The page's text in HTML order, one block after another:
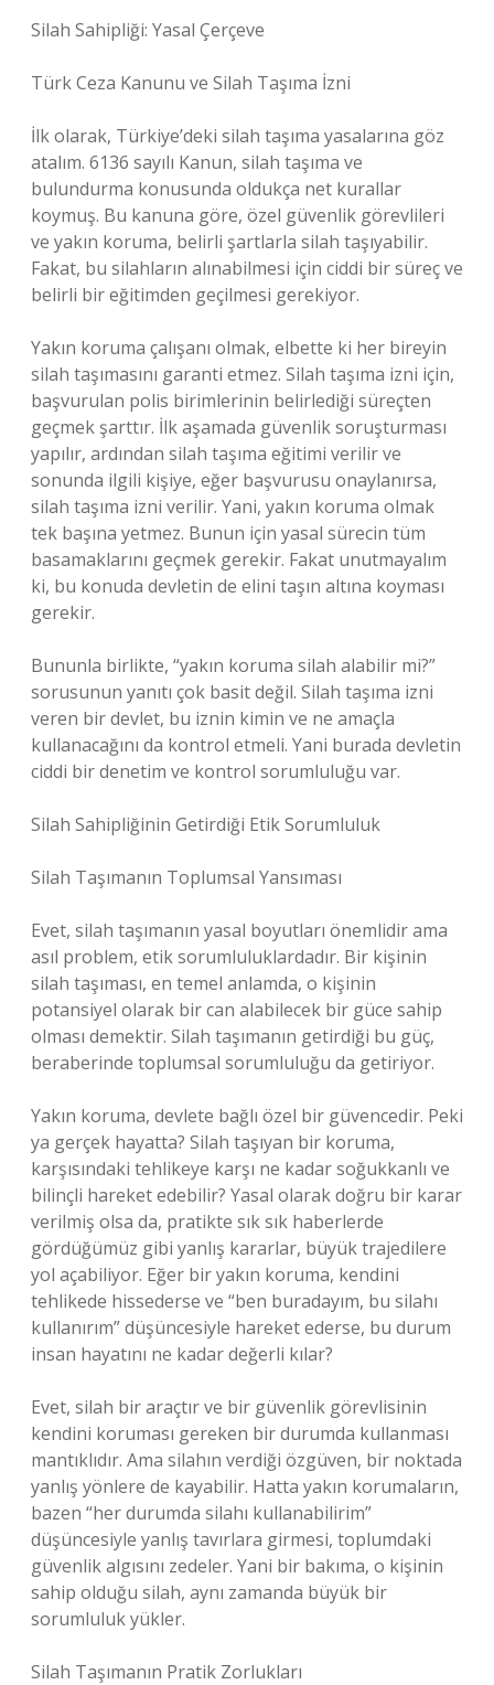
Silah Sahipliği: Yasal Çerçeve
Türk Ceza Kanunu ve Silah Taşıma İzni
İlk olarak, Türkiye’deki silah taşıma yasalarına göz
atalım. 6136 sayılı Kanun, silah taşıma ve
bulundurma konusunda oldukça net kurallar
koymuş. Bu kanuna göre, özel güvenlik görevlileri
ve yakın koruma, belirli şartlarla silah taşıyabilir.
Fakat, bu silahların alınabilmesi için ciddi bir süreç ve
belirli bir eğitimden geçilmesi gerekiyor.
Yakın koruma çalışanı olmak, elbette ki her bireyin
silah taşımasını garanti etmez. Silah taşıma izni için,
başvurulan polis birimlerinin belirlediği süreçten
geçmek şarttır. İlk aşamada güvenlik soruşturması
yapılır, ardından silah taşıma eğitimi verilir ve
sonunda ilgili kişiye, eğer başvurusu onaylanırsa,
silah taşıma izni verilir. Yani, yakın koruma olmak
tek başına yetmez. Bunun için yasal sürecin tüm
basamaklarını geçmek gerekir. Fakat unutmayalım
ki, bu konuda devletin de elini taşın altına koyması
gerekir.
Bununla birlikte, “yakın koruma silah alabilir mi?”
sorusunun yanıtı çok basit değil. Silah taşıma izni
veren bir devlet, bu iznin kimin ve ne amaçla
kullanacağını da kontrol etmeli. Yani burada devletin
ciddi bir denetim ve kontrol sorumluluğu var.
Silah Sahipliğinin Getirdiği Etik Sorumluluk
Silah Taşımanın Toplumsal Yansıması
Evet, silah taşımanın yasal boyutları önemlidir ama
asıl problem, etik sorumluluklardadır. Bir kişinin
silah taşıması, en temel anlamda, o kişinin
potansiyel olarak bir can alabilecek bir güce sahip
olması demektir. Silah taşımanın getirdiği bu güç,
beraberinde toplumsal sorumluluğu da getiriyor.
Yakın koruma, devlete bağlı özel bir güvencedir. Peki
ya gerçek hayatta? Silah taşıyan bir koruma,
karşısındaki tehlikeye karşı ne kadar soğukkanlı ve
bilinçli hareket edebilir? Yasal olarak doğru bir karar
verilmiş olsa da, pratikte sık sık haberlerde
gördüğümüz gibi yanlış kararlar, büyük trajedilere
yol açabiliyor. Eğer bir yakın koruma, kendini
tehlikede hissederse ve “ben buradayım, bu silahı
kullanırım” düşüncesiyle hareket ederse, bu durum
insan hayatını ne kadar değerli kılar?
Evet, silah bir araçtır ve bir güvenlik görevlisinin
kendini koruması gereken bir durumda kullanması
mantıklıdır. Ama silahın verdiği özgüven, bir noktada
yanlış yönlere de kayabilir. Hatta yakın korumaların,
bazen “her durumda silahı kullanabilirim”
düşüncesiyle yanlış tavırlara girmesi, toplumdaki
güvenlik algısını zedeler. Yani bir bakıma, o kişinin
sahip olduğu silah, aynı zamanda büyük bir
sorumluluk yükler.
Silah Taşımanın Pratik Zorlukları